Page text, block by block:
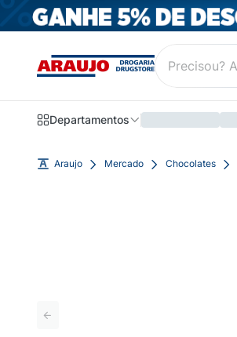
Departamentos
Araujo Mercado Chocolates